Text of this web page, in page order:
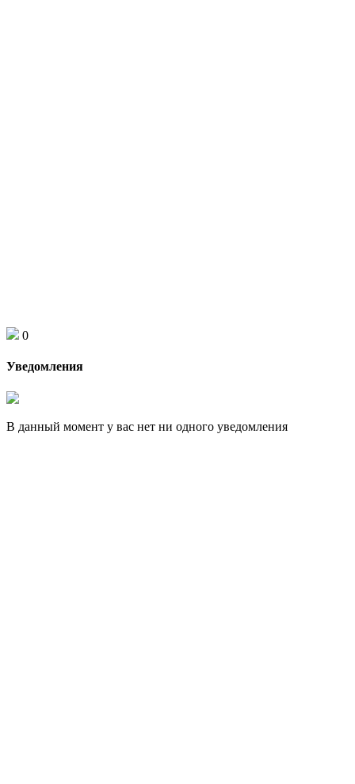
0
Уведомления
В данный момент у вас нет ни одного уведомления